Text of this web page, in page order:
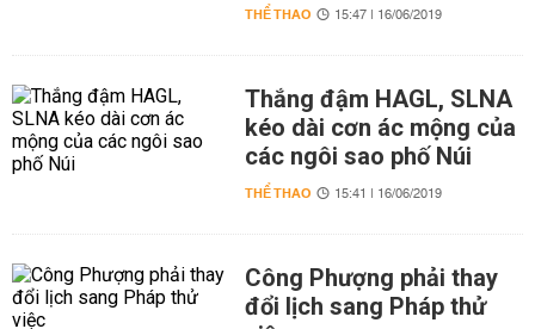
THỂ THAO 15:47 | 16/06/2019
Thắng đậm HAGL, SLNA
kéo dài cơn ác mộng của
các ngôi sao phố Núi
THỂ THAO 15:41 | 16/06/2019
Công Phượng phải thay
đổi lịch sang Pháp thử